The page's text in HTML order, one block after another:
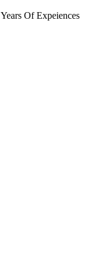
Of Expeiences